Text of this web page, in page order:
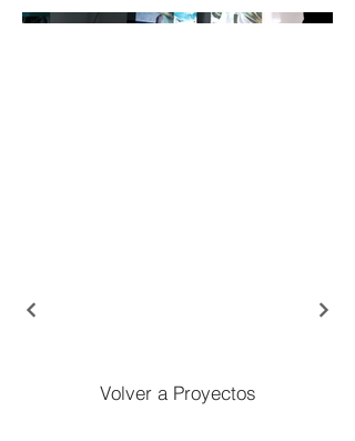
Volver a Proyectos